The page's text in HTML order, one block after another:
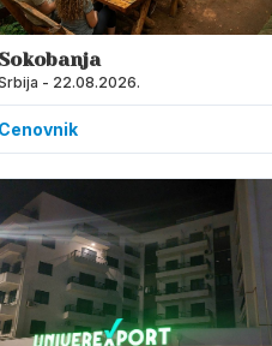
Sokobanja
- 22.08.2026.
Cenovnik